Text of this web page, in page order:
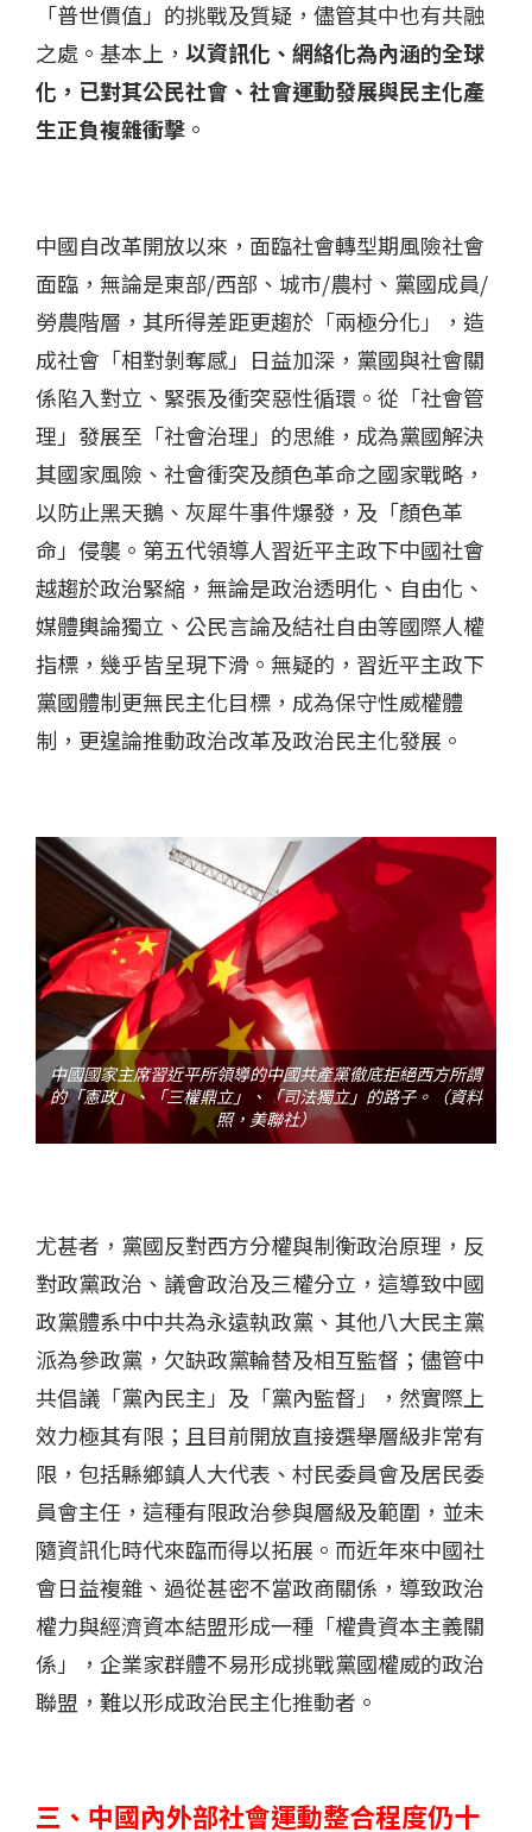
「普世價值」的挑戰及質疑，儘管其中也有共融
之處。基本上， 以資訊化、網絡化為內涵的全球
化，已對其公民社會、社會運動發展與民主化產
生正負複雜衝擊 。
中國自改革開放以來，面臨社會轉型期風險社會
面臨，無論是東部/西部、城市/農村、黨國成員/
勞農階層，其所得差距更趨於「兩極分化」，造
成社會「相對剝奪感」日益加深，黨國與社會關
係陷入對立、緊張及衝突惡性循環。從「社會管
理」發展至「社會治理」的思維，成為黨國解決
其國家風險、社會衝突及顏色革命之國家戰略，
以防止黑天鵝、灰犀牛事件爆發，及「顏色革
命」侵襲。第五代領導人習近平主政下中國社會
越趨於政治緊縮，無論是政治透明化、自由化、
媒體輿論獨立、公民言論及結社自由等國際人權
指標，幾乎皆呈現下滑。無疑的，習近平主政下
黨國體制更無民主化目標，成為保守性威權體
制，更遑論推動政治改革及政治民主化發展。
中國國家主席習近平所領導的中國共產黨徹底拒絕西方所謂
的「憲政」、「三權鼎立」、「司法獨立」的路子。（資料
照，美聯社）
尤甚者，黨國反對西方分權與制衡政治原理，反
對政黨政治、議會政治及三權分立，這導致中國
政黨體系中中共為永遠執政黨、其他八大民主黨
派為參政黨，欠缺政黨輪替及相互監督；儘管中
共倡議「黨內民主」及「黨內監督」，然實際上
效力極其有限；且目前開放直接選舉層級非常有
限，包括縣鄉鎮人大代表、村民委員會及居民委
員會主任，這種有限政治參與層級及範圍，並未
隨資訊化時代來臨而得以拓展。而近年來中國社
會日益複雜、過從甚密不當政商關係，導致政治
權力與經濟資本結盟形成一種「權貴資本主義關
係」，企業家群體不易形成挑戰黨國權威的政治
聯盟，難以形成政治民主化推動者。
三、中國內外部社會運動整合程度仍十